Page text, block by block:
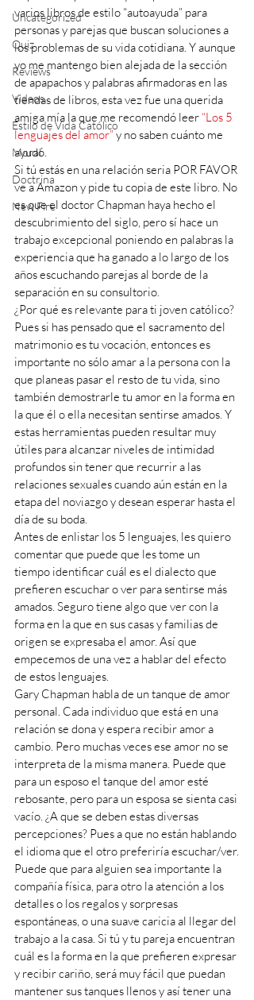
Uncategorized
Quiz
Reviews
Videos
Estilo de Vida Católico
Moral
Doctrina
New Fire
varios libros de estilo “autoayuda” para
personas y parejas que buscan soluciones a
los problemas de su vida cotidiana. Y aunque
yo me mantengo bien alejada de la sección
de apapachos y palabras afirmadoras en las
tiendas de libros, esta vez fue una querida
amiga mía la que me recomendó leer “Los 5
lenguajes del amor” y no saben cuánto me
ayudó.
Si tú estás en una relación seria POR FAVOR
ve a Amazon y pide tu copia de este libro. No
es que el doctor Chapman haya hecho el
descubrimiento del siglo, pero sí hace un
trabajo excepcional poniendo en palabras la
experiencia que ha ganado a lo largo de los
años escuchando parejas al borde de la
separación en su consultorio.
¿Por qué es relevante para ti joven católico?
Pues si has pensado que el sacramento del
matrimonio es tu vocación, entonces es
importante no sólo amar a la persona con la
que planeas pasar el resto de tu vida, sino
también demostrarle tu amor en la forma en
la que él o ella necesitan sentirse amados. Y
estas herramientas pueden resultar muy
útiles para alcanzar niveles de intimidad
profundos sin tener que recurrir a las
relaciones sexuales cuando aún están en la
etapa del noviazgo y desean esperar hasta el
día de su boda.
Antes de enlistar los 5 lenguajes, les quiero
comentar que puede que les tome un
tiempo identificar cuál es el dialecto que
prefieren escuchar o ver para sentirse más
amados. Seguro tiene algo que ver con la
forma en la que en sus casas y familias de
origen se expresaba el amor. Así que
empecemos de una vez a hablar del efecto
de estos lenguajes.
Gary Chapman habla de un tanque de amor
personal. Cada individuo que está en una
relación se dona y espera recibir amor a
cambio. Pero muchas veces ese amor no se
interpreta de la misma manera. Puede que
para un esposo el tanque del amor esté
rebosante, pero para un esposa se sienta casi
vacío. ¿A que se deben estas diversas
percepciones? Pues a que no están hablando
el idioma que el otro preferiría escuchar/ver.
Puede que para alguien sea importante la
compañía física, para otro la atención a los
detalles o los regalos y sorpresas
espontáneas, o una suave caricia al llegar del
trabajo a la casa. Si tú y tu pareja encuentran
cuál es la forma en la que prefieren expresar
y recibir cariño, será muy fácil que puedan
mantener sus tanques llenos y así tener una